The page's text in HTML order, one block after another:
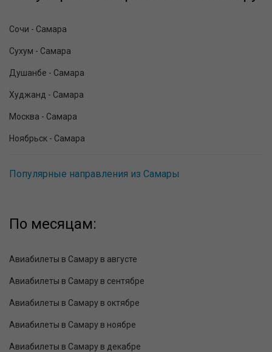
Сочи - Самара
Сухум - Самара
Душанбе - Самара
Худжанд - Самара
Москва - Самара
Ноябрьск - Самара
Популярные направления из Самары
По месяцам:
Авиабилеты в Самару в августе
Авиабилеты в Самару в сентябре
Авиабилеты в Самару в октябре
Авиабилеты в Самару в ноябре
Авиабилеты в Самару в декабре